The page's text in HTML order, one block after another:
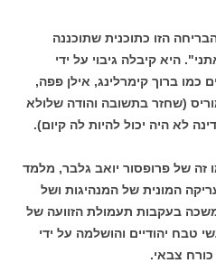
הזו כתוכנית שתוכננה
היא קיבלה גיבוי על ידי
כמו ברוך קימרלינג, אילן פפה,
(שחזר בתשובה והודה שלולא
לא היה יכול להיות לה קיום).
זה של פרופסור יואב גלבר, מלמד
המונית של המנהיגות ושל
בעקבות תעמולת הזוועה של
טבח יהודיים והושלמה על ידי
צבאי.